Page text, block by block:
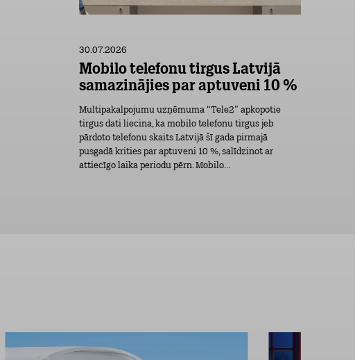
30.07.2026
Mobilo telefonu tirgus Latvijā
samazinājies par aptuveni 10 %
Multipakalpojumu uzņēmuma “Tele2” apkopotie
tirgus dati liecina, ka mobilo telefonu tirgus jeb
pārdoto telefonu skaits Latvijā šī gada pirmajā
pusgadā krities par aptuveni 10 %, salīdzinot ar
attiecīgo laika periodu pērn. Mobilo...